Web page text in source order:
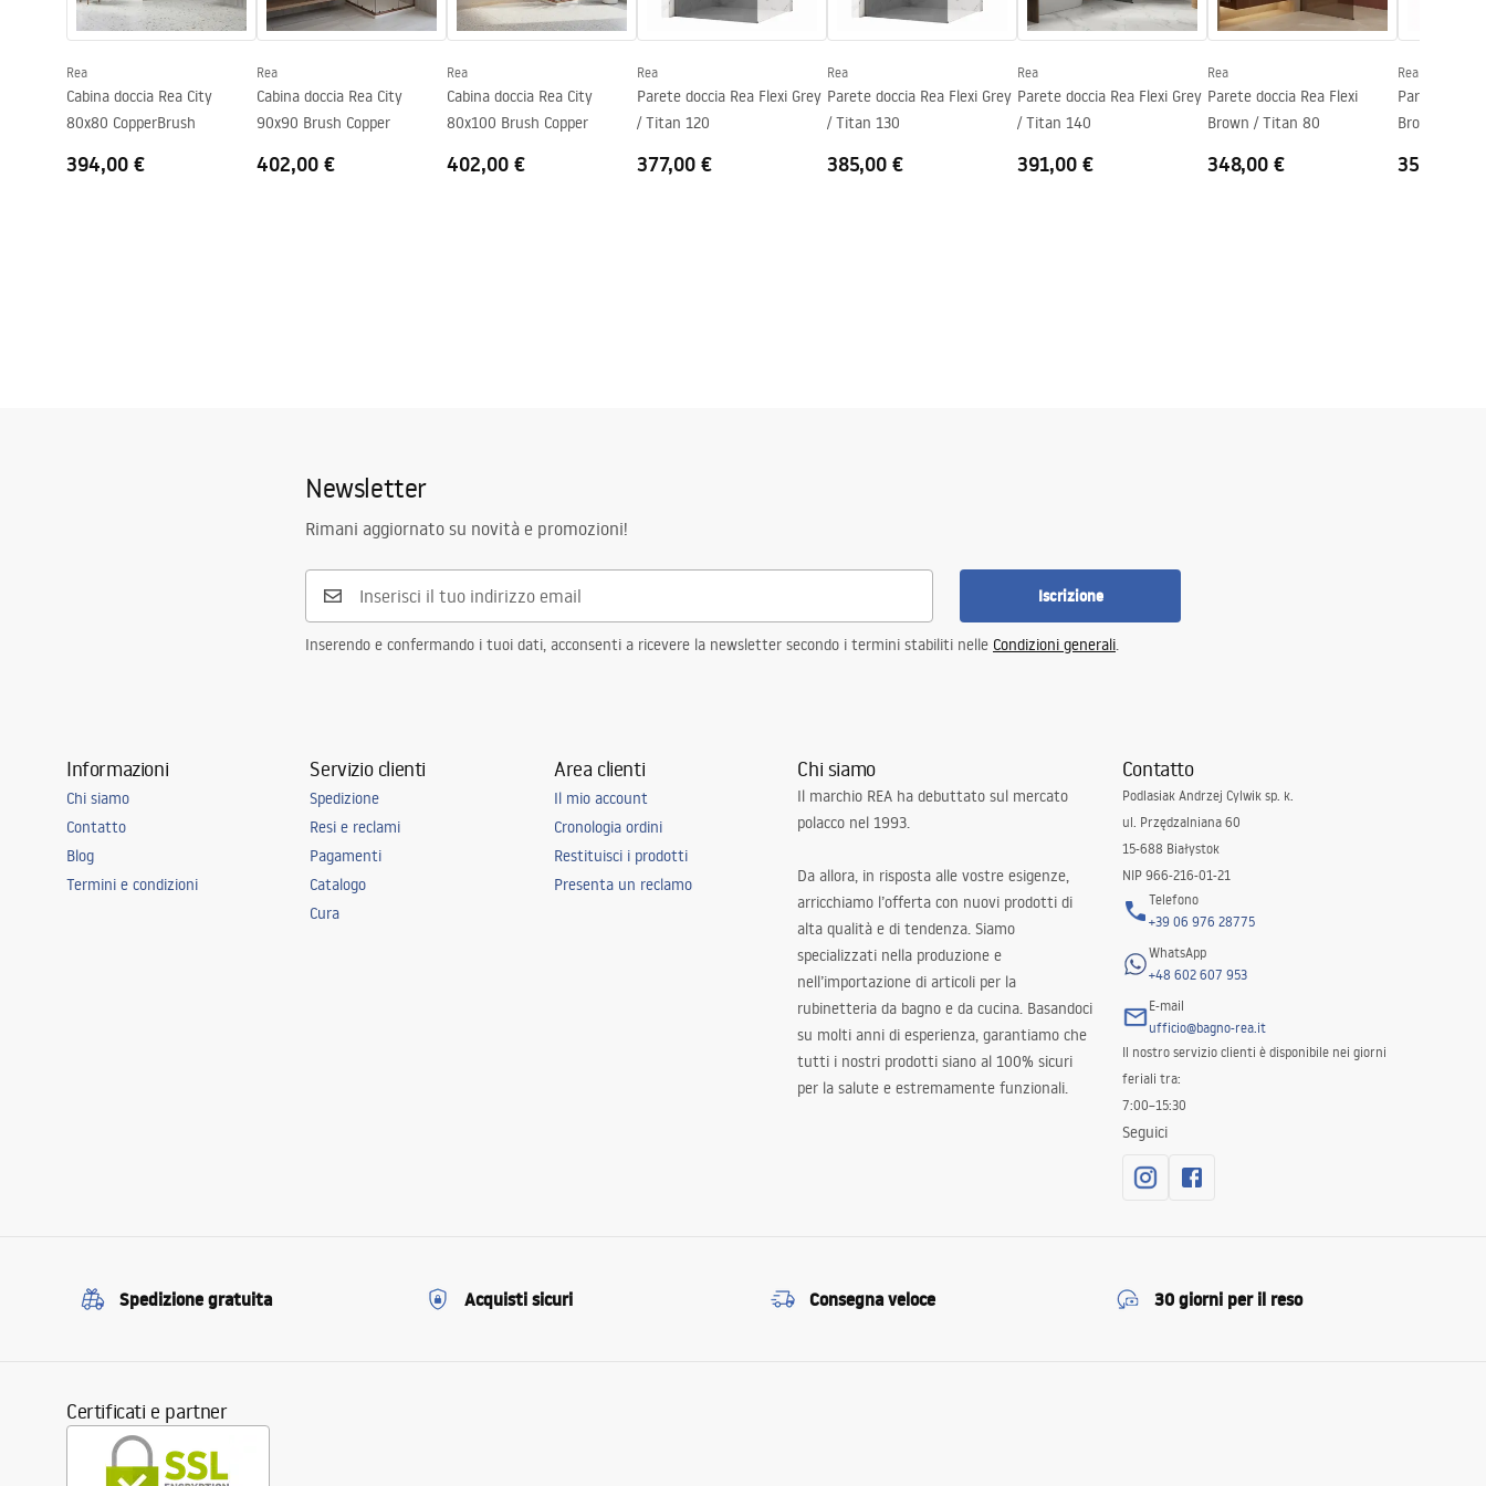
Regolazione della pressione
SÌ
Sistema Anti-Calc
SÌ
Tecnologia del rivestimento
Distanza dei collegamenti
mm
Rea
Cabina doccia Rea City
80x80 CopperBrush
394,00 €
Rea
Cabina doccia Rea City
90x90 Brush Copper
402,00 €
Rea
Cabina doccia Rea City
80x100 Brush Copper
402,00 €
Rea
Parete doccia Rea Flexi Grey
/ Titan 120
377,00 €
Rea
Parete doccia Rea Flexi Grey
/ Titan 130
385,00 €
Rea
Parete doccia Rea Flexi Grey
/ Titan 140
391,00 €
Rea
Parete doccia Rea Flexi
Brown / Titan 80
348,00 €
Rea
Parete
Brown /
359,00 €
Newsletter
Rimani aggiornato su novità e promozioni!
Iscrizione
Inserendo e confermando i tuoi dati, acconsenti a ricevere la newsletter secondo i termini stabiliti nelle Condizioni generali.
Informazioni
Chi siamo
Contatto
Blog
Termini e condizioni
Servizio clienti
Spedizione
Resi e reclami
Pagamenti
Catalogo
Cura
Area clienti
Il mio account
Cronologia ordini
Restituisci i prodotti
Presenta un reclamo
Chi siamo
Il marchio REA ha debuttato sul mercato
polacco nel 1993.
Da allora, in risposta alle vostre esigenze,
arricchiamo l’offerta con nuovi prodotti di
alta qualità e di tendenza. Siamo
specializzati nella produzione e
nell’importazione di articoli per la
rubinetteria da bagno e da cucina. Basandoci
su molti anni di esperienza, garantiamo che
tutti i nostri prodotti siano al 100% sicuri
per la salute e estremamente funzionali.
Contatto
Podlasiak Andrzej Cylwik sp. k.
ul. Przędzalniana 60
15-688 Białystok
NIP 966-216-01-21
Telefono
+39 06 976 28775
WhatsApp
+48 602 607 953
E-mail
ufficio@bagno-rea.it
Il nostro servizio clienti è disponibile nei giorni
feriali tra:
7:00–15:30
Seguici
Spedizione gratuita Acquisti sicuri Consegna veloce 30 giorni per il reso
Certificati e partner